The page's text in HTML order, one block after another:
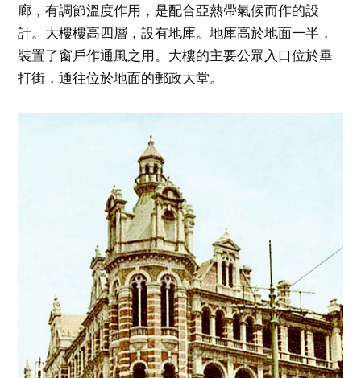
廊，有調節溫度作用，是配合亞熱帶氣候而作的設
計。大樓樓高四層，設有地庫。地庫高於地面一半，
裝置了窗戶作通風之用。大樓的主要公眾入口位於畢
打街，通往位於地面的郵政大堂。